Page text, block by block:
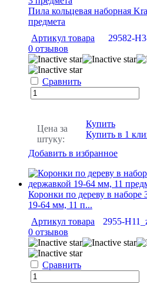
Пила кольцевая наборная
предмета
Артикул товара
29582-
0 отзывов
Сравнить
Цена за
штуку:
Купить
Купить в 1
Добавить в избранное
Коронки по дереву в наборе
19-64 мм, 11 п...
Артикул товара
2955-
0 отзывов
Сравнить